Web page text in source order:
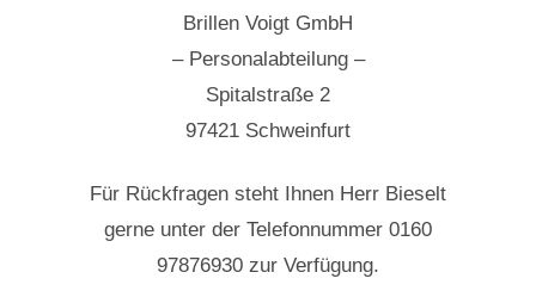
Brillen Voigt GmbH
– Personalabteilung –
Spitalstraße 2
97421 Schweinfurt
Für Rückfragen steht Ihnen Herr Bieselt
gerne unter der Telefonnummer 0160
97876930 zur Verfügung.